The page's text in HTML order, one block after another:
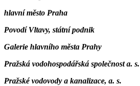
hlavní město Praha
Povodí Vltavy, státní podnik
Galerie hlavního města Prahy
Pražská vodohospodářská společnost a. s.
Pražské vodovody a kanalizace, a. s.